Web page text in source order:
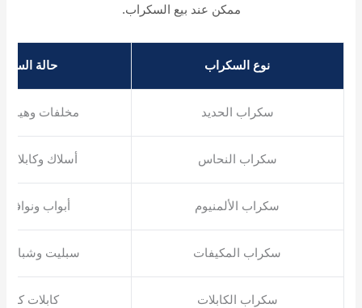
ممكن عند بيع السكراب.
نوع السكراب حالة
سكراب الحديد مخلفات وهياكل
سكراب النحاس أسلاك وكابلات
سكراب الألمنيوم أبواب ونوافذ
سكراب المكيفات سبليت وشباك
سكراب الكابلات كابلات